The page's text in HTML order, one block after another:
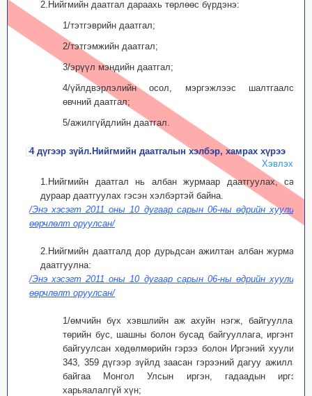
2.Нийгмийн даатгал дараахь төрлөөс бүрдэнэ:
1/тэтгэврийн даатгал;
2/тэтгэмжийн даатгал;
3/эрүүл мэндийн даатгал;
4/үйлдвэрлэлийн осол, мэргэжлээс шалтгаалсан
өвчний даатгал;
5/ажилгүйдлийн даатгал.
4 дүгээр зүйл.Нийгмийн даатгалын хэлбэр, хамрах хүрээ
Хэвлэх
1.Нийгмийн даатгал нь албан журмаар даатгуулах, сайн
дураар даатгуулах гэсэн хэлбэртэй байна.
/Энэ хэсэгт 2011 оны 10 дугаар сарын 06-ны өдрийн хуулиар
өөрчлөлт оруулсан/
2.Нийгмийн даатгалд дор дурьдсан ажилтан албан журмаар
даатгуулна:
/Энэ хэсэгт 2011 оны 10 дугаар сарын 06-ны өдрийн хуулиар
өөрчлөлт оруулсан/
1/өмчийн бүх хэвшлийн аж ахуйн нэгж, байгууллага,
төрийн бус, шашны болон бусад байгууллага, иргэнтэй
байгуулсан хөдөлмөрийн гэрээ болон Иргэний хуулийн
343, 359 дүгээр зүйлд заасан гэрээний дагуу ажиллаж
байгаа Монгол Улсын иргэн, гадаадын иргэн,
харьяалалгүй хүн;